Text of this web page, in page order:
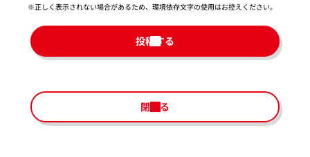
※正しく表示されない場合があるため、環境依存文字の使用はお控えください。​
投稿する
閉じる